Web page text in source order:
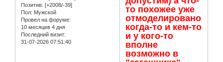
Позитив: [+2008/-39]
Пол: Мужской
Провел на форуме:
10 месяцев 4 дня
Последний визит:
31-07-2026 07:51:40
то похожее уже
отмоделировано
когда-то и кем-то
и у кого-то
вполне
возможно в